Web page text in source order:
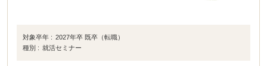
対象卒年 : 2027年卒 既卒（転職）
種別 : 就活セミナー